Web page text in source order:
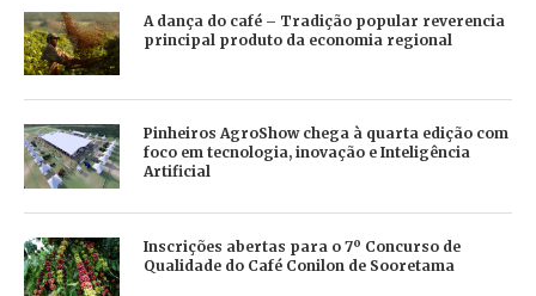
A dança do café – Tradição popular reverencia
principal produto da economia regional
Pinheiros AgroShow chega à quarta edição com
foco em tecnologia, inovação e Inteligência
Artificial
Inscrições abertas para o 7º Concurso de
Qualidade do Café Conilon de Sooretama